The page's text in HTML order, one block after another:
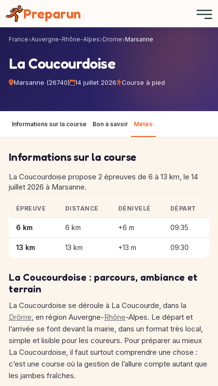
Preparun
France Auvergne-Rhône-Alpes Drome Marsanne
La Coucourdoise
Marsanne (26740) 14 juillet 2026 Course à pied
Informations sur la course Bon à savoir Météo
Informations sur la course
La Coucourdoise propose 2 épreuves de 6 à 13 km, le 14
juillet 2026 à Marsanne.
Informations clés des épreuves de La Coucourdoise
ÉPREUVE DISTANCE DÉNIVELÉ DÉPART
6 km 6 km +6 m 09:35
13 km 13 km +13 m 09:30
La Coucourdoise : parcours, ambiance et
terrain
La Coucourdoise se déroule à La Coucourde, dans la
Drôme, en région Auvergne-Rhône-Alpes. Le départ et
l’arrivée se font devant la mairie, dans un format très local,
simple et lisible pour les coureurs. Pour préparer au mieux
La Coucourdoise, il faut surtout comprendre une chose :
c’est une course où la gestion de l’allure compte autant que
les jambes fraîches.
Panneau de gestion des cookies